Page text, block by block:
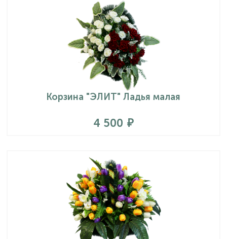
Корзина "ЭЛИТ" Ладья малая
4 500